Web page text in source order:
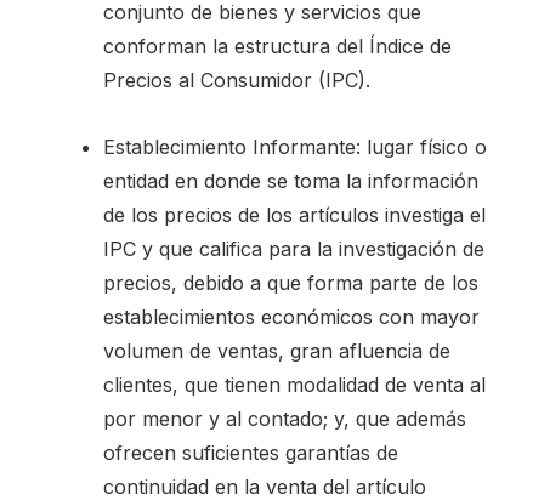
conjunto de bienes y servicios que
conforman la estructura del Índice de
Precios al Consumidor (IPC).
Establecimiento Informante: lugar físico o
entidad en donde se toma la información
de los precios de los artículos investiga el
IPC y que califica para la investigación de
precios, debido a que forma parte de los
establecimientos económicos con mayor
volumen de ventas, gran afluencia de
clientes, que tienen modalidad de venta al
por menor y al contado; y, que además
ofrecen suficientes garantías de
continuidad en la venta del artículo